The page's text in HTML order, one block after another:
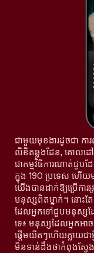
ជាមួយមុខងារដូចជា កា
លិខិតឆ្លងដែន, គោលដៅ
ជាកម្មវិធីការណាត់ជួ
ក្នុង 190 ប្រទេស ហើយ
យើងបានដាក់ឱ្យប្រើកា
មនុស្សពិតម្នាក់។ នោះត
ដែលអ្នកទៅជួបមនុស្សដ
ទេ៖ មនុស្សដែលអ្នកអា
ផ្តើមយឺតៗហើយក្លាយជា
មិនទាន់ដឹងថាកំពុងស្វែង